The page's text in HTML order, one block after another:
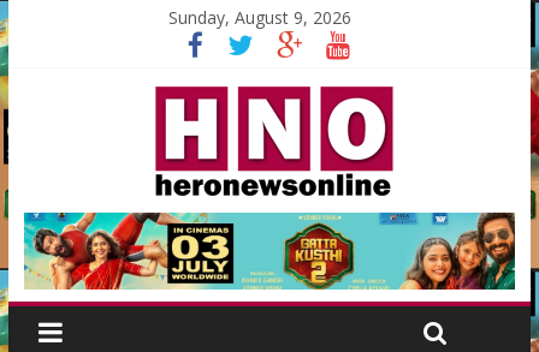
Sunday, August 9, 2026